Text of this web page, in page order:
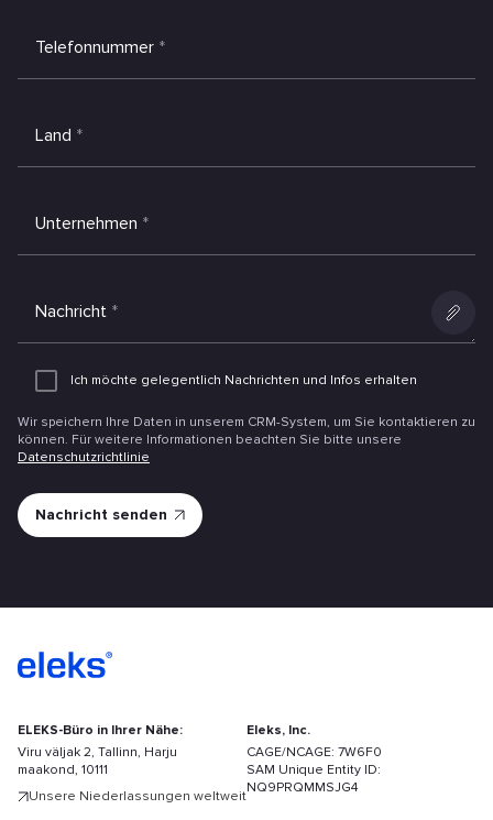
Telefonnummer *
Land *
Unternehmen *
Nachricht *
Anlage
Ich möchte gelegentlich Nachrichten und Infos erhalten
Wir speichern Ihre Daten in unserem CRM-System, um Sie kontaktieren zu
können. Für weitere Informationen beachten Sie bitte unsere
Datenschutzrichtlinie
ELEKS-Büro in Ihrer Nähe:
Viru väljak 2, Tallinn, Harju
maakond, 10111
Unsere Niederlassungen weltweit
Eleks, Inc.
CAGE/NCAGE: 7W6F0
SAM Unique Entity ID:
NQ9PRQMMSJG4